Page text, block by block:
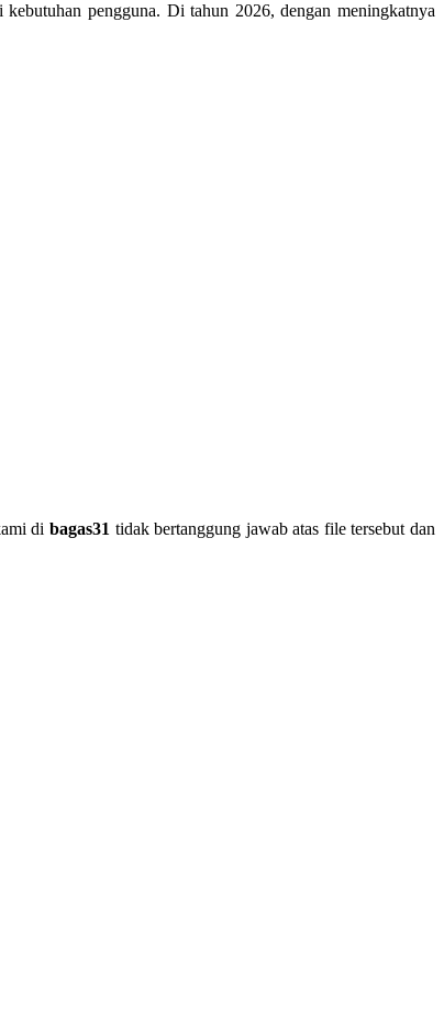
pengguna. Di tahun 2026, dengan meningkatnya
di bagas31 tidak bertanggung jawab atas file tersebut dan